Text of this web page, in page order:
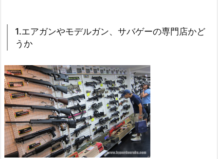
1.エアガンやモデルガン、サバゲーの専門店かど
うか